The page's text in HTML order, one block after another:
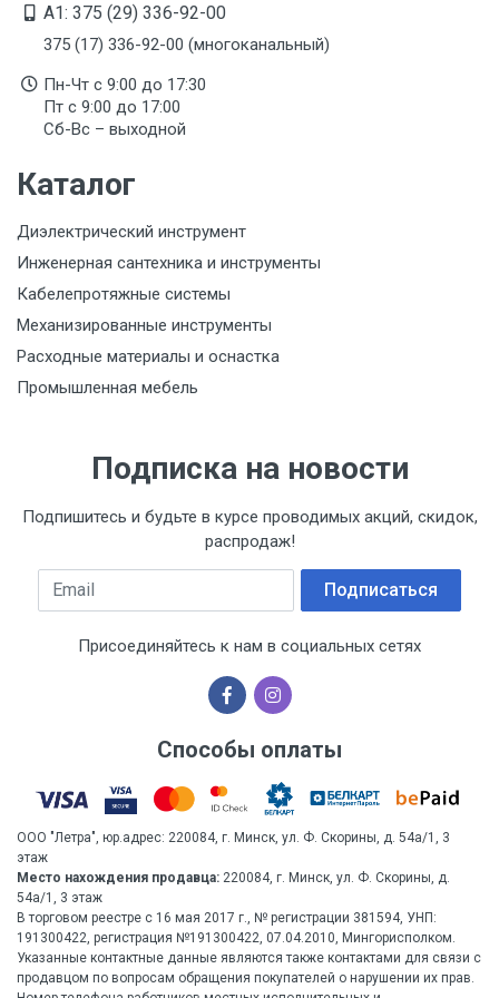
Подтверждение соответствия
Товар соответствует требованиям технических
сертификата/декларации соответствия содержатся
в сопроводительной документации к товару и
предоставляются по запросу покупателя
Организация импортер
ООО "Летра", Беларусь, г. Минск, ул. Ф.Скорины,
54а/1, офис 34
A1: 375 (29) 336-92-00
375 (17) 336-92-00 (многоканальный)
Пн-Чт с 9:00 до 17:30
Пт с 9:00 до 17:00
Сб-Вс – выходной
Каталог
Диэлектрический инструмент
Инженерная сантехника и инструменты
Кабелепротяжные системы
Механизированные инструменты
Расходные материалы и оснастка
Промышленная мебель
Подписка на новости
Подпишитесь и будьте в курсе проводимых акций, скидок,
распродаж!
Email Подписаться
Присоединяйтесь к нам в социальных сетях
Способы оплаты
ООО "Летра", юр.адрес: 220084, г. Минск, ул. Ф. Скорины, д. 54а/1, 3
этаж
Место нахождения продавца: 220084, г. Минск, ул. Ф. Скорины, д.
54а/1, 3 этаж
В торговом реестре с 16 мая 2017 г., № регистрации 381594, УНП:
191300422, регистрация №191300422, 07.04.2010, Мингорисполком.
Указанные контактные данные являются также контактами для связи с
продавцом по вопросам обращения покупателей о нарушении их прав.